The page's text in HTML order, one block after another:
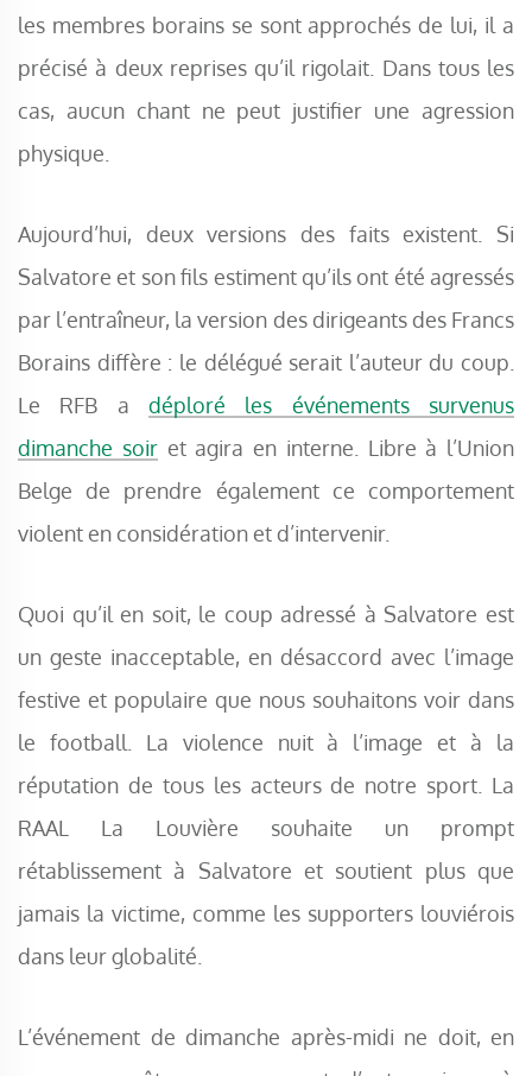
les membres borains se sont approchés de lui, il a
précisé à deux reprises qu’il rigolait. Dans tous les
cas, aucun chant ne peut justifier une agression
physique.
Aujourd’hui, deux versions des faits existent. Si
Salvatore et son fils estiment qu’ils ont été agressés
par l’entraîneur, la version des dirigeants des Francs
Borains diffère : le délégué serait l’auteur du coup.
Le RFB a déploré les événements survenus
dimanche soiret agira en interne. Libre à l’Union
Belge de prendre également ce comportement
violent en considération et d’intervenir.
Quoi qu’il en soit, le coup adressé à Salvatore est
un geste inacceptable, en désaccord avec l’image
festive et populaire que nous souhaitons voir dans
le football. La violence nuit à l’image et à la
réputation de tous les acteurs de notre sport. La
RAAL La Louvière souhaite un prompt
rétablissement à Salvatore et soutient plus que
jamais la victime, comme les supporters louviérois
dans leur globalité.
L’événement de dimanche après-midi ne doit, en